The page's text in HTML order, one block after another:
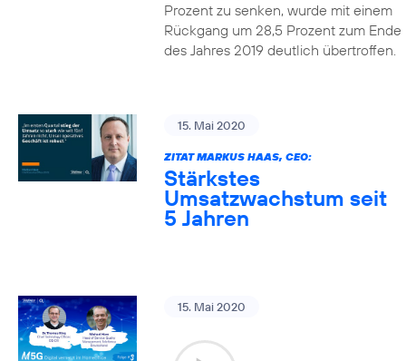
Prozent zu senken, wurde mit einem
Rückgang um 28,5 Prozent zum Ende
des Jahres 2019 deutlich übertroffen.
15. Mai 2020
ZITAT MARKUS HAAS, CEO:
Stärkstes
Umsatzwachstum seit
5 Jahren
15. Mai 2020